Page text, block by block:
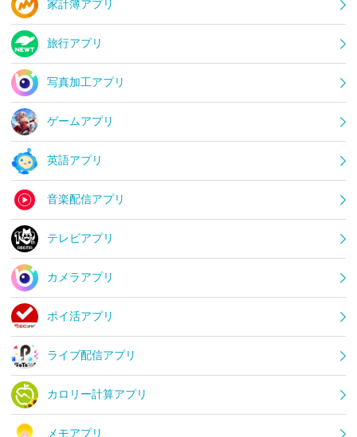
家計簿アプリ
旅行アプリ
写真加工アプリ
ゲームアプリ
英語アプリ
音楽配信アプリ
テレビアプリ
カメラアプリ
ポイ活アプリ
ライブ配信アプリ
カロリー計算アプリ
メモアプリ